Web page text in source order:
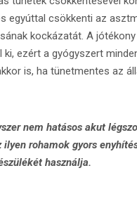
egyúttal csökkenti az
kockázatát. A
ki, ezért a gyógyszert
is, ha tünetmentes az
nem hatásos akut
ilyen rohamok gyors
használja.